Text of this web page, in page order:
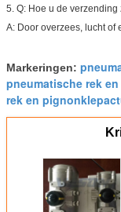
5. Q: Hoe u de verzending
A: Door overzees, lucht of
Markeringen:
pneumatische rek
rek en